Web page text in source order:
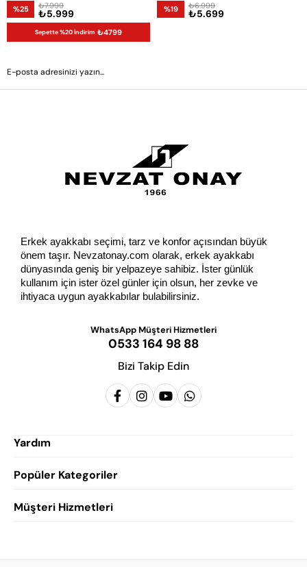
%25 ₺5.999
₺7.999
Sepette %20 İndirim ₺4799
%19 ₺5.699
₺6.999
Erkek ayakkabı seçimi, tarz ve konfor açısından büyük
önem taşır. Nevzatonay.com olarak, erkek ayakkabı
dünyasında geniş bir yelpazeye sahibiz. İster günlük
kullanım için ister özel günler için olsun, her zevke ve
ihtiyaca uygun ayakkabılar bulabilirsiniz.
WhatsApp Müşteri Hizmetleri
0533 164 98 88
Bizi Takip Edin
Yardım
Popüler Kategoriler
Erkek Klasik Ayakkabı
Müşteri Hizmetleri